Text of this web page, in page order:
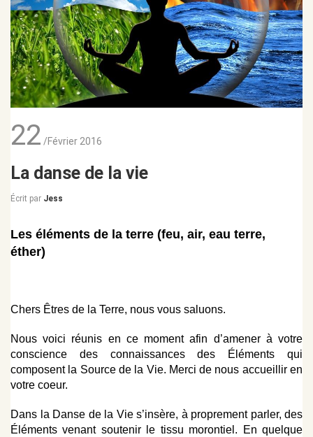
22 /Février 2016
La danse de la vie
Écrit par Jess
Les éléments de la terre (feu, air, eau terre,
éther)
Chers Êtres de la Terre, nous vous saluons.
Nous voici réunis en ce moment afin d’amener à votre
conscience des connaissances des Éléments qui
composent la Source de la Vie. Merci de nous accueillir en
votre coeur.
Dans la Danse de la Vie s’insère, à proprement parler, des
Éléments venant soutenir le tissu morontiel. En quelque